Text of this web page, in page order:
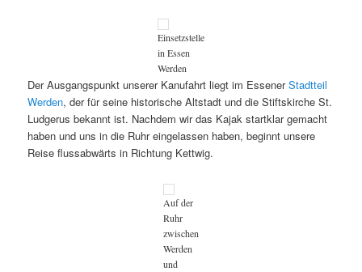
Einsetzstelle
in Essen
Werden
Der Ausgangspunkt unserer Kanufahrt liegt im EssenerStadtteil
Werden, der für seine historische Altstadt und die Stiftskirche St.
Ludgerus bekannt ist. Nachdem wir das Kajak startklar gemacht
haben und uns in die Ruhr eingelassen haben, beginnt unsere
Reise flussabwärts in Richtung Kettwig.
Auf der
Ruhr
zwischen
Werden
und